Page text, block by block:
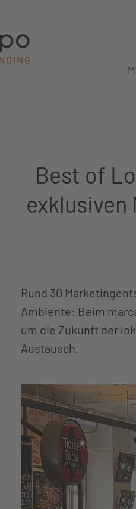
Best of
Rund 30
Ambiente: Beim
um die Zukunft der
Austausch.